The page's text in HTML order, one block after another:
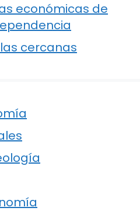
económicas de
cercanas